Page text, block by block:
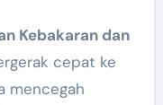
Kebakaran dan
cepat ke
mencegah